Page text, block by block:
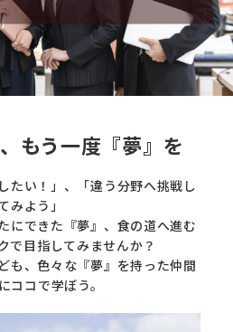
もう一度『夢』を
たい！」、「違う分野へ挑戦し
みよう」
にできた『夢』、食の道へ進む
で目指してみませんか？
も、色々な『夢』を持った仲間
ココで学ぼう。